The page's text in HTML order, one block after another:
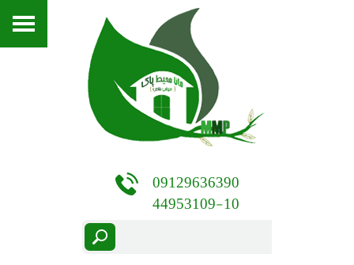
09129636390
44953109-10